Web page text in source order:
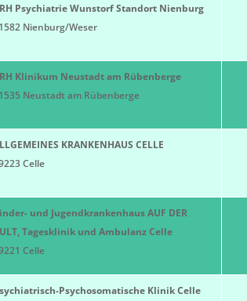
Psychiatrie Wunstorf Standort Nienburg
Nienburg/Weser
Klinikum Neustadt am Rübenberge
Neustadt am Rübenberge
KRANKENHAUS CELLE
Celle
und Jugendkrankenhaus AUF DER
Tagesklinik und Ambulanz Celle
Celle
Psychosomatische Klinik Celle